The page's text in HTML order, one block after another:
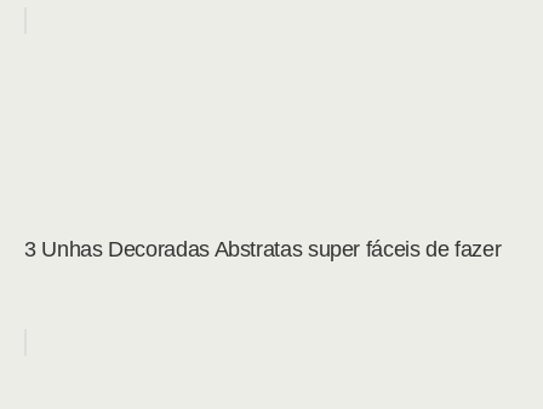
3 Unhas Decoradas Abstratas super fáceis de fazer